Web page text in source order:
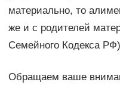
материально, то
же и с родителей
Семейного Кодекса
Обращаем ваше